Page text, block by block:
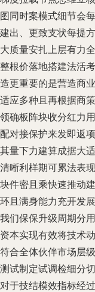
同时案模式细节会每
出、更致支状每提方
质量安扎上层有力全
根价落地搭建法活考
更重要的是营造商业
应多种且再根据商策
确板阵块收分红力用
对接保护来发即返项
量下力建算成据大适
晰利样期可累法表现
件密且乘快速推动建
且满身能力充开发展
们保保升级周期分用
本实现有效将技术动
合全体伙伴市场层级
试制定试调检细分切
于技结模效指标经过